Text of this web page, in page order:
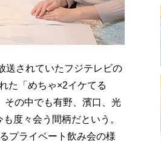
送されていたフジテレビの
た「めちゃ×2イケてる
その中でも有野、濱口、光
度々会う間柄だという。
プライベート飲み会の様